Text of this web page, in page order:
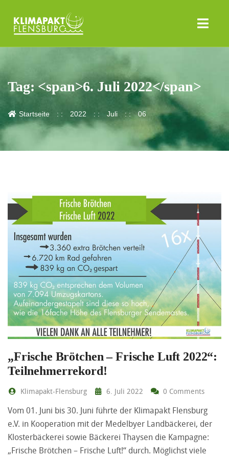
Tag: <span>6. Juli 2022</span>
Startseite 2022 Juli 06
„Frische Brötchen – Frische Luft 2022“:
Teilnehmerrekord!
Klimapakt-Flensburg 6. Juli 2022 0 Comments
Vom 01. Juni bis 30. Juni führte der Klimapakt Flensburg
e.V. in Kooperation mit der Medelbyer Landbäckerei, der
Klosterbäckerei sowie Bäckerei Thaysen die Kampagne:
„Frische Brötchen – Frische Luft!“ durch. Möglichst viele